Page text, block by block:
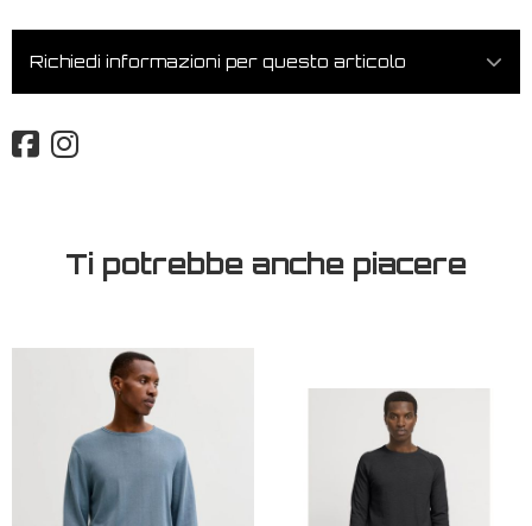
Richiedi informazioni per questo articolo
Ti potrebbe anche piacere